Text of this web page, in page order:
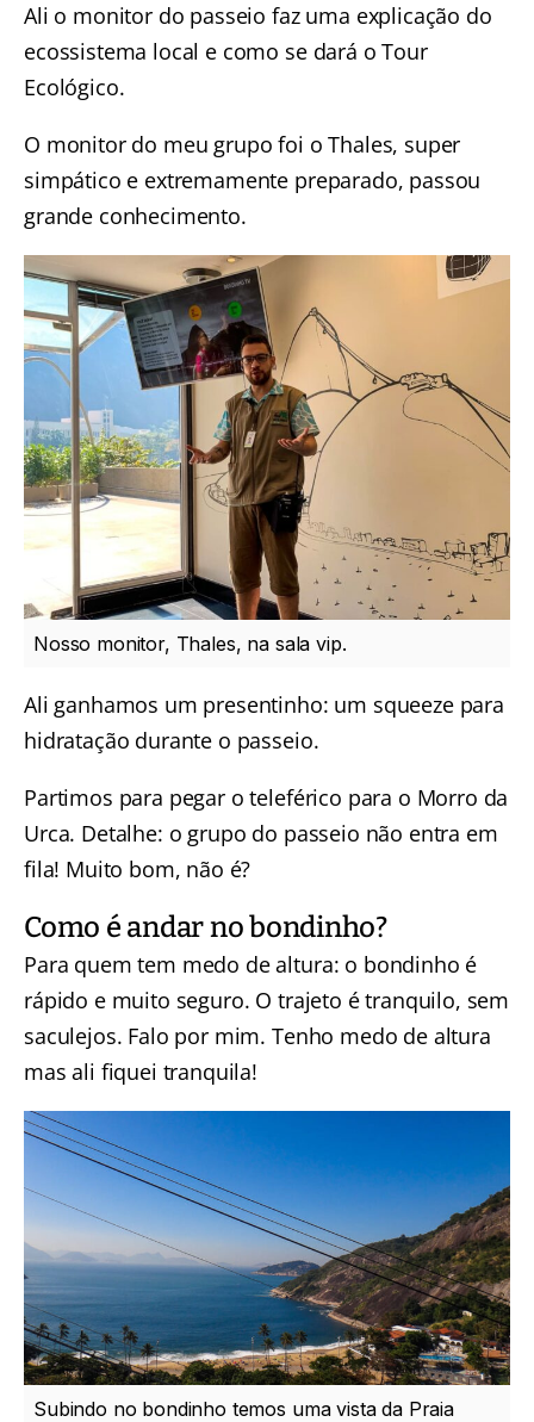
Ali o monitor do passeio faz uma explicação do
ecossistema local e como se dará o Tour
Ecológico.
O monitor do meu grupo foi o Thales, super
simpático e extremamente preparado, passou
grande conhecimento.
Nosso monitor, Thales, na sala vip.
Ali ganhamos um presentinho: um squeeze para
hidratação durante o passeio.
Partimos para pegar o teleférico para o Morro da
Urca. Detalhe: o grupo do passeio não entra em
fila! Muito bom, não é?
Como é andar no bondinho?
Para quem tem medo de altura: o bondinho é
rápido e muito seguro. O trajeto é tranquilo, sem
saculejos. Falo por mim. Tenho medo de altura
mas ali fiquei tranquila!
Subindo no bondinho temos uma vista da Praia